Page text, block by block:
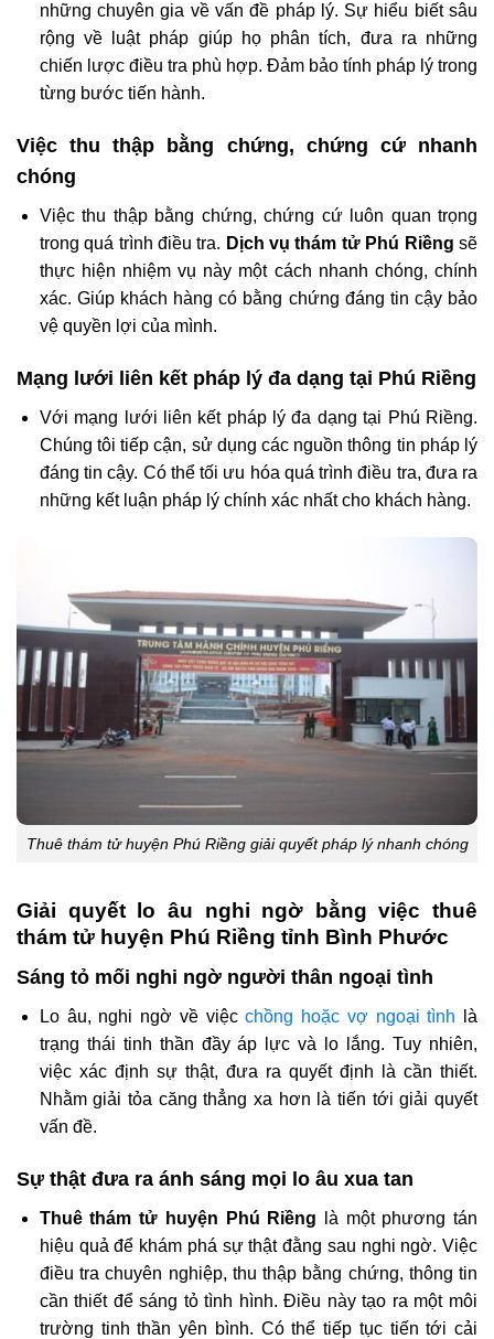
những chuyên gia về vấn đề pháp lý. Sự hiểu biết sâu
rộng về luật pháp giúp họ phân tích, đưa ra những
chiến lược điều tra phù hợp. Đảm bảo tính pháp lý trong
từng bước tiến hành.
Việc thu thập bằng chứng, chứng cứ nhanh
chóng
Việc thu thập bằng chứng, chứng cứ luôn quan trọng
trong quá trình điều tra. Dịch vụ thám tử Phú Riềng sẽ
thực hiện nhiệm vụ này một cách nhanh chóng, chính
xác. Giúp khách hàng có bằng chứng đáng tin cậy bảo
vệ quyền lợi của mình.
Mạng lưới liên kết pháp lý đa dạng tại Phú Riềng
Với mạng lưới liên kết pháp lý đa dạng tại Phú Riềng.
Chúng tôi tiếp cận, sử dụng các nguồn thông tin pháp lý
đáng tin cậy. Có thể tối ưu hóa quá trình điều tra, đưa ra
những kết luận pháp lý chính xác nhất cho khách hàng.
Thuê thám tử huyện Phú Riềng giải quyết pháp lý nhanh chóng
Giải quyết lo âu nghi ngờ bằng việc thuê
thám tử huyện Phú Riềng tỉnh Bình Phước
Sáng tỏ mối nghi ngờ người thân ngoại tình
Lo âu, nghi ngờ về việcchồng hoặc vợ ngoại tình là
trạng thái tinh thần đầy áp lực và lo lắng. Tuy nhiên,
việc xác định sự thật, đưa ra quyết định là cần thiết.
Nhằm giải tỏa căng thẳng xa hơn là tiến tới giải quyết
vấn đề.
Sự thật đưa ra ánh sáng mọi lo âu xua tan
Thuê thám tử huyện Phú Riềng là một phương tán
hiệu quả để khám phá sự thật đằng sau nghi ngờ. Việc
điều tra chuyên nghiệp, thu thập bằng chứng, thông tin
cần thiết để sáng tỏ tình hình. Điều này tạo ra một môi
trường tinh thần yên bình. Có thể tiếp tục tiến tới cải